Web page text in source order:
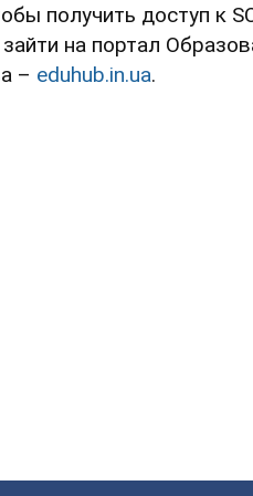
получить доступ к
на портал
– eduhub.in.ua.